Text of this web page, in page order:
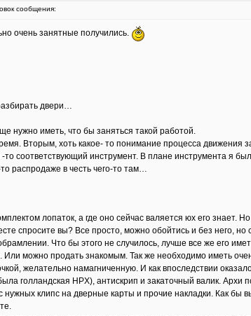
сообщения:
очень занятные получились.
двери…
нужно иметь, что бы заняться такой работой.
Вторым, хоть какое- то понимание процесса движения
то соответствующий инструмент. В плане инструмента я
распродаже в честь чего-то там…
лопаток, а где оно сейчас валяется юх его знает.
спросите вы? Все просто, можно обойтись и без него, но
Что бы этого не случилось, лучше все же его
Или можно продать знакомым. Так же необходимо иметь
желательно намагниченную. И как впоследствии
голландская HPX), антискрип и закаточный валик.
клипс на дверные карты и прочие накладки. Как бы